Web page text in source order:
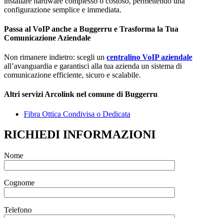
configurazione semplice e immediata.
Passa al VoIP anche a Buggerru e Trasforma la Tua
Comunicazione Aziendale
Non rimanere indietro: scegli un centralino VoIP aziendale
all’avanguardia e garantisci alla tua azienda un sistema di
comunicazione efficiente, sicuro e scalabile.
Altri servizi Arcolink nel comune di Buggerru
Fibra Ottica Condivisa o Dedicata
RICHIEDI INFORMAZIONI
Nome
Cognome
Telefono